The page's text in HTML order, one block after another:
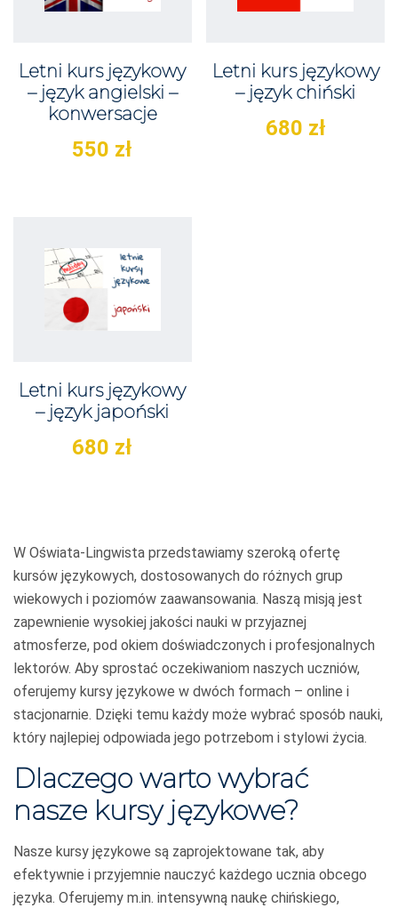
Letni kurs językowy
– język angielski –
konwersacje
550 zł
Letni kurs językowy
– język chiński
680 zł
Letni kurs językowy
– język japoński
680 zł
W Oświata-Lingwista przedstawiamy szeroką ofertę
kursów językowych, dostosowanych do różnych grup
wiekowych i poziomów zaawansowania. Naszą misją jest
zapewnienie wysokiej jakości nauki w przyjaznej
atmosferze, pod okiem doświadczonych i profesjonalnych
lektorów. Aby sprostać oczekiwaniom naszych uczniów,
oferujemy kursy językowe w dwóch formach – online i
stacjonarnie. Dzięki temu każdy może wybrać sposób nauki,
który najlepiej odpowiada jego potrzebom i stylowi życia.
Dlaczego warto wybrać
nasze kursy językowe?
Nasze kursy językowe są zaprojektowane tak, aby
efektywnie i przyjemnie nauczyć każdego ucznia obcego
języka. Oferujemy m.in. intensywną naukę chińskiego,